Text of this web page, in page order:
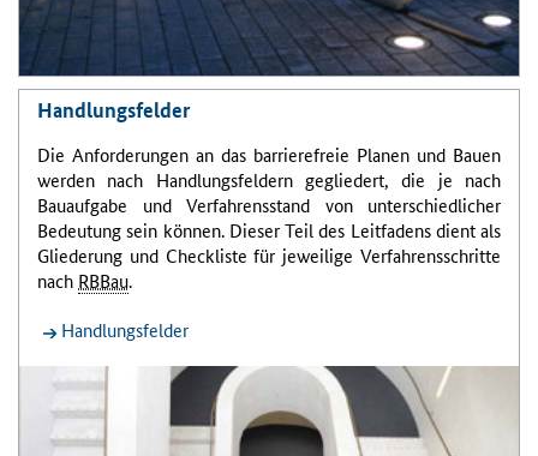
Handlungsfelder
Die Anforderungen an das barrierefreie Planen und Bauen
werden nach Handlungsfeldern gegliedert, die je nach
Bauaufgabe und Verfahrensstand von unterschiedlicher
Bedeutung sein können. Dieser Teil des Leitfadens dient als
Gliederung und Checkliste für jeweilige Verfahrensschritte
nach RBBau.
Handlungsfelder